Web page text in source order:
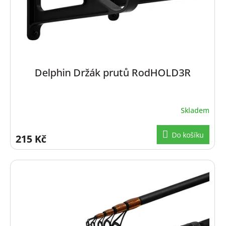
Delphin Držák prutů RodHOLD3R
Skladem
215 Kč Do košíku